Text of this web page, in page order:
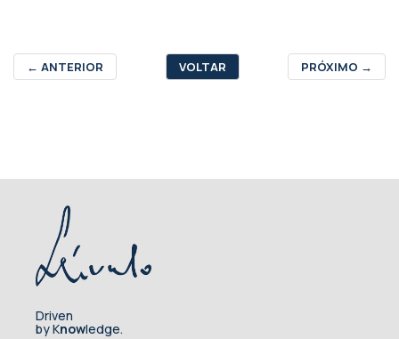
← ANTERIOR VOLTAR PRÓXIMO →
Driven
by Knowledge.